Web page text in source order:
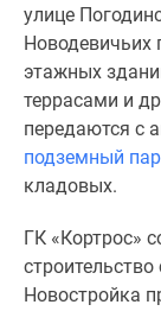
калькулятор
Семейная
ипотека
Военная
ипотека
Банки
Медиа
Новости
недвижимости
улице
Новодевичьих
этажных
террасами и
передаются с
подземный
кладовых.
ГК «Кортрос»
Новостройка